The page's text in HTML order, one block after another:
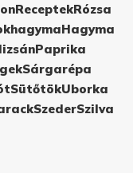
ReceptekRózsa
Hagyma
Paprika
Sárgarépa
SütőtökUborka
SzederSzilva